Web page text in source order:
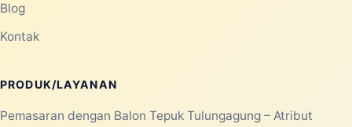
Blog
Kontak
PRODUK/LAYANAN
Pemasaran dengan Balon Tepuk Tulungagung – Atribut